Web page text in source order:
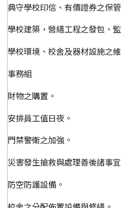
典守學校印信、有價證券之保管
學校建築，營繕工程之發包、
學校環境、校舍及器材設施之
事務組
財物之購置。
安排員工值日夜。
門禁警衛之加強。
災害發生搶救與處理善後諸事宜
防空防護設備。